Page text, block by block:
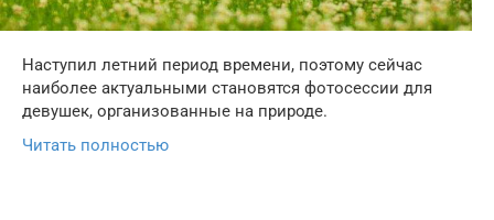
Наступил летний период времени, поэтому сейчас
наиболее актуальными становятся фотосессии для
девушек, организованные на природе.
Читать полностью